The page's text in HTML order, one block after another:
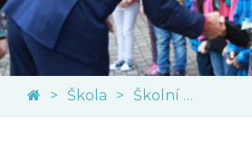
Škola Školní družina a klub